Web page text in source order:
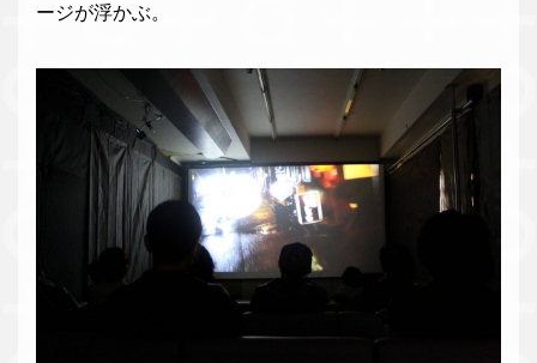
ージが浮かぶ。